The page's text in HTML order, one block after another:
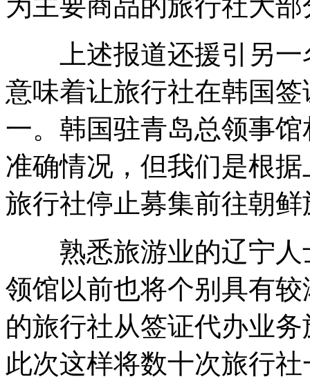
上述报道还援引另一
意味着让旅行社在韩国
一。韩国驻青岛总领事
准确情况，但我们是根
旅行社停止募集前往朝
熟悉旅游业的辽宁人
领馆以前也将个别具有
的旅行社从签证代办业
此次这样将数十次旅行